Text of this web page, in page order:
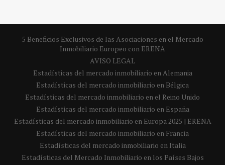
5 Beneficios Exclusivos de las Asociaciones en el Mercado
Inmobiliario Europeo con ERENA
AVISO LEGAL
Estadísticas del mercado inmobiliario en Alemania
Estadísticas del mercado inmobiliario en Bélgica
Estadísticas del mercado inmobiliario en el Reino Unido
Estadísticas del mercado inmobiliario en España
Estadísticas del mercado inmobiliario en Europa 2025 | ERENA
Estadísticas del mercado inmobiliario en Francia
Estadísticas del mercado inmobiliario en Italia
Estadísticas del Mercado Inmobiliario en los Países Bajos